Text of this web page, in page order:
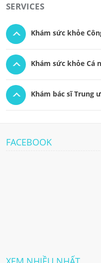
SERVICES
Khám sức khỏe
Khám sức khỏe Cá
Khám bác sĩ Trung
FACEBOOK